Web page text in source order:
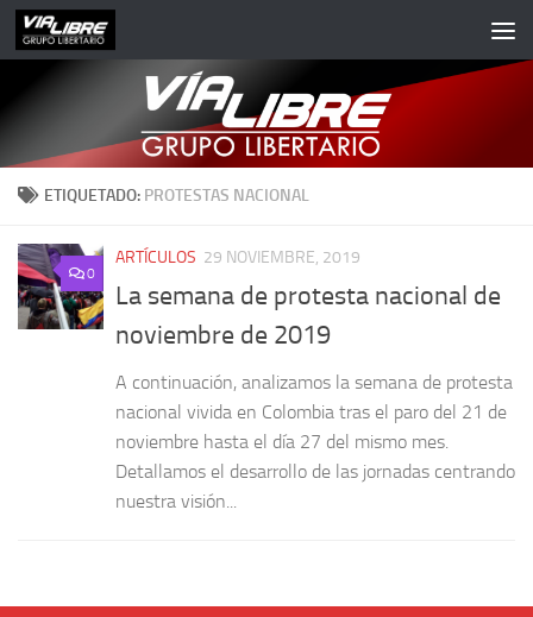
Saltar al contenido
ETIQUETADO: PROTESTAS NACIONAL
0
ARTÍCULOS 29 NOVIEMBRE, 2019
La semana de protesta nacional de
noviembre de 2019
A continuación, analizamos la semana de protesta
nacional vivida en Colombia tras el paro del 21 de
noviembre hasta el día 27 del mismo mes.
Detallamos el desarrollo de las jornadas centrando
nuestra visión...